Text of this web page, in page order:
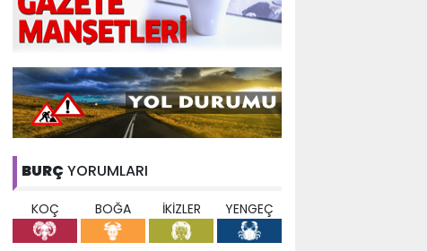
BURÇ YORUMLARI
KOÇ BOĞA İKİZLER YENGEÇ